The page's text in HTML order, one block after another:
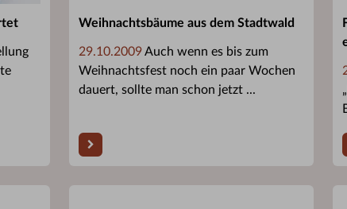
Weihnachtsbäume aus dem Stadtwald
29.10.2009Auch wenn es bis zum
Weihnachtsfest noch ein paar Wochen
dauert, sollte man schon jetzt ...